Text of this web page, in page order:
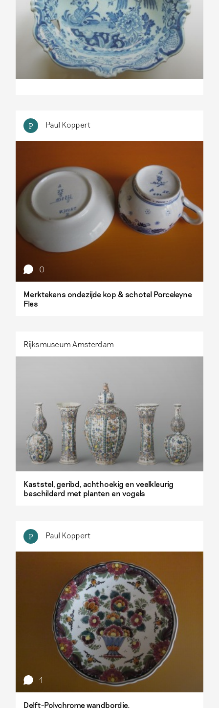
P Paul Koppert
0
Merktekens ondezijde kop & schotel Porceleyne
Fles
Rijksmuseum Amsterdam
Kaststel, geribd, achthoekig en veelkleurig
beschilderd met planten en vogels
P Paul Koppert
1
Delft-Polychrome wandbordje.